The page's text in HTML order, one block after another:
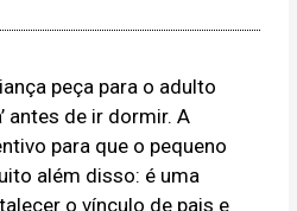
peça para o adulto
antes de ir dormir. A
para que o pequeno
além disso: é uma
o vínculo de pais e